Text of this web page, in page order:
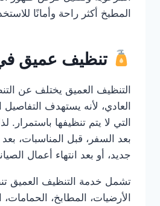
المطبخ أكثر راحة وأمانًا
تنظيف عميق
التنظيف العميق يختلف عن
العادي، لأنه يستهدف التفاصيل
التي لا يتم تنظيفها باستمرار.
بعد السفر، قبل المناسبات، بعد
جديد، أو بعد انتهاء أعمال
تشمل خدمة التنظيف العميق
الأرضيات، المطابخ، الحمامات،